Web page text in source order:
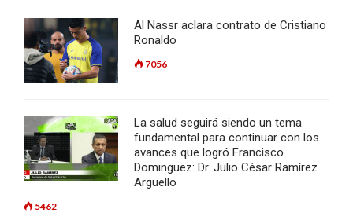
Al Nassr aclara contrato de Cristiano
Ronaldo
7056
La salud seguirá siendo un tema
fundamental para continuar con los
avances que logró Francisco
Dominguez: Dr. Julio César Ramírez
Argüello
5462